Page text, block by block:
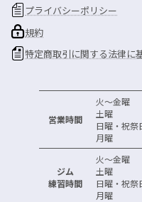
プライバシーポリシー
規約
特定商取引に関する法律に
営業時間
火～金
土曜
日曜・祝
月曜
ジム
練習時間
火～金曜
土曜
日曜・祝
月曜